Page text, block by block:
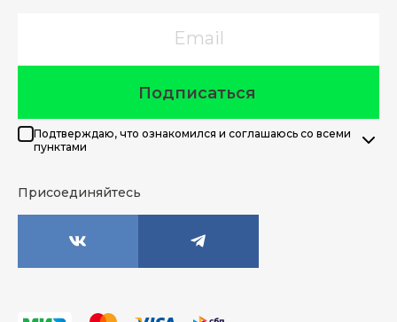
Подписаться
Подтверждаю, что ознакомился и соглашаюсь со всеми
пунктами
Присоединяйтесь